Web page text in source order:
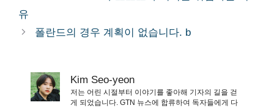
유
폴란드의 경우 계획이 없습니다. b
Kim Seo-yeon
저는 어린 시절부터 이야기를 좋아해 기자의 길을 걷
게 되었습니다. GTN 뉴스에 합류하여 독자들에게 다